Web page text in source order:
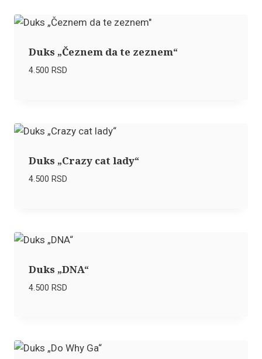
Duks „Čeznem da te zeznem“
4.500 RSD
Duks „Crazy cat lady“
4.500 RSD
Duks „DNA“
4.500 RSD